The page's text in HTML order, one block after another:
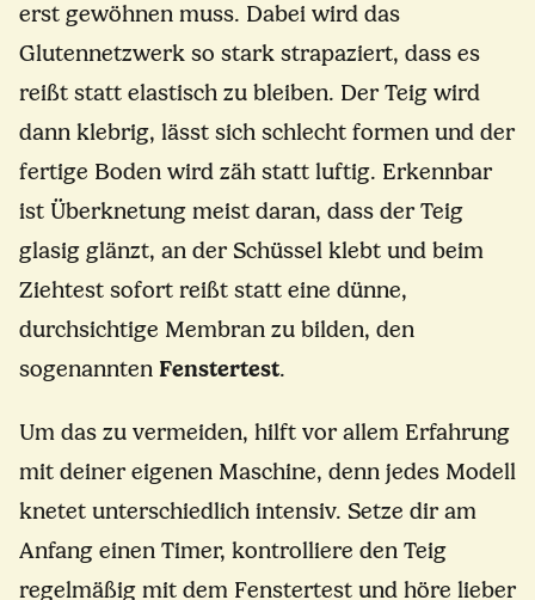
erst gewöhnen muss. Dabei wird das
Glutennetzwerk so stark strapaziert, dass es
reißt statt elastisch zu bleiben. Der Teig wird
dann klebrig, lässt sich schlecht formen und der
fertige Boden wird zäh statt luftig. Erkennbar
ist Überknetung meist daran, dass der Teig
glasig glänzt, an der Schüssel klebt und beim
Ziehtest sofort reißt statt eine dünne,
durchsichtige Membran zu bilden, den
sogenannten Fenstertest.
Um das zu vermeiden, hilft vor allem Erfahrung
mit deiner eigenen Maschine, denn jedes Modell
knetet unterschiedlich intensiv. Setze dir am
Anfang einen Timer, kontrolliere den Teig
regelmäßig mit dem Fenstertest und höre lieber